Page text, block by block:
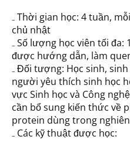
₋ Thời gian học: 4 tuần,
chủ nhật
₋ Số lượng học viên tối đa:
được hướng dẫn, làm
₋ Đối tượng: Học sinh,
người yêu thích sinh học
vực Sinh học và Công
cần bổ sung kiến thức về
protein dùng trong
₋ Các kỹ thuật được học: